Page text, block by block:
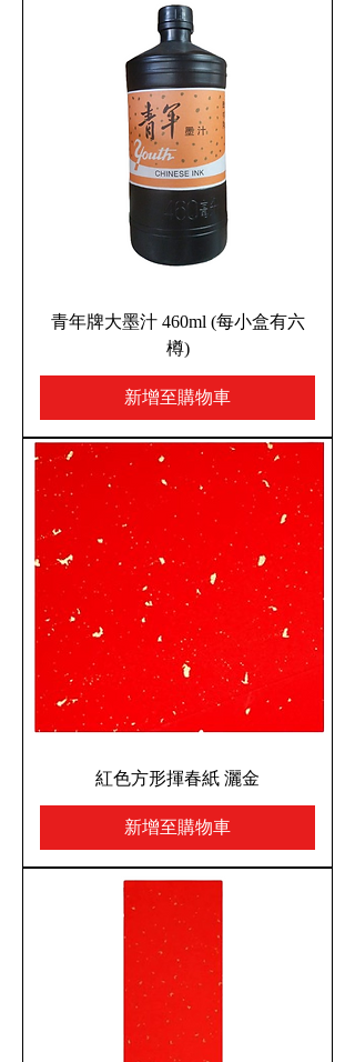
青年牌大墨汁 460ml (每小盒有六
樽)
新增至購物車
紅色方形揮春紙 灑金
新增至購物車